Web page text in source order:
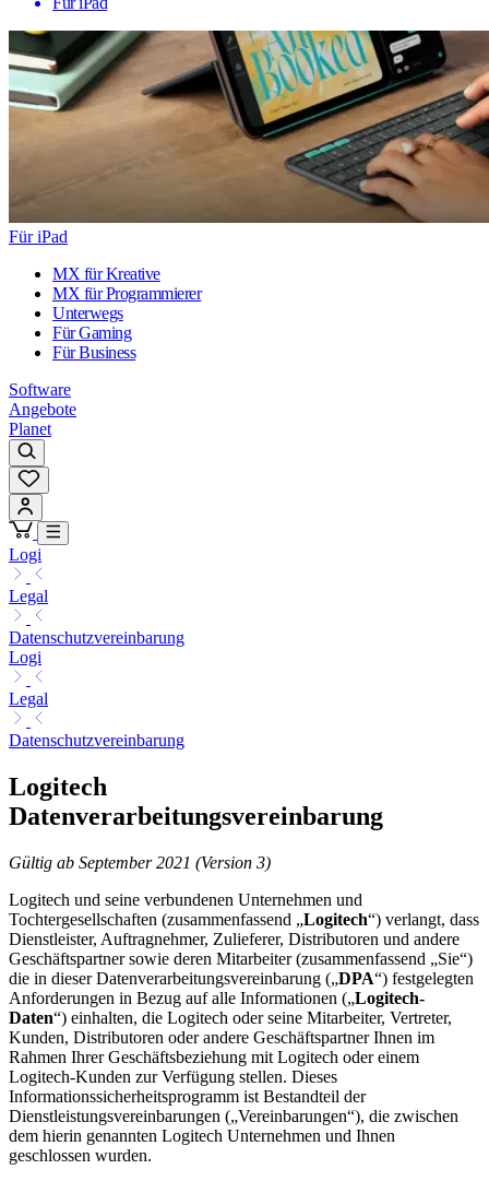
Für iPad
MX für Kreative
MX für Programmierer
Unterwegs
Für Gaming
Für Business
Software
Angebote
Planet
Logi
Legal
Datenschutzvereinbarung
Logi
Legal
Datenschutzvereinbarung
Logitech
Datenverarbeitungsvereinbarung
Gültig ab September 2021 (Version 3)
Logitech und seine verbundenen Unternehmen und
Tochtergesellschaften (zusammenfassend „Logitech“) verlangt, dass
Dienstleister, Auftragnehmer, Zulieferer, Distributoren und andere
Geschäftspartner sowie deren Mitarbeiter (zusammenfassend „Sie“)
die in dieser Datenverarbeitungsvereinbarung („DPA“) festgelegten
Anforderungen in Bezug auf alle Informationen („Logitech-
Daten“) einhalten, die Logitech oder seine Mitarbeiter, Vertreter,
Kunden, Distributoren oder andere Geschäftspartner Ihnen im
Rahmen Ihrer Geschäftsbeziehung mit Logitech oder einem
Logitech-Kunden zur Verfügung stellen. Dieses
Informationssicherheitsprogramm ist Bestandteil der
Dienstleistungsvereinbarungen („Vereinbarungen“), die zwischen
dem hierin genannten Logitech Unternehmen und Ihnen
geschlossen wurden.